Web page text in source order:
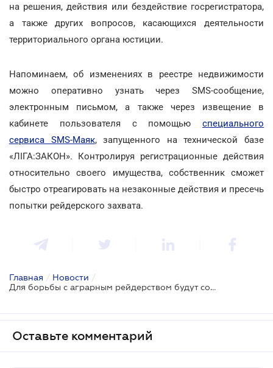
на решения, действия или бездействие госрегистратора,
а также других вопросов, касающихся деятельности
территориального органа юстиции.
Напоминаем, об изменениях в реестре недвижимости
можно оперативно узнать через SMS-сообщение,
электронным письмом, а также через извещение в
кабинете пользователя с помощью специального
сервиса SMS-Маяк, запущенного на технической базе
«ЛІГА:ЗАКОН». Контролируя регистрационные действия
относительно своего имущества, собственник сможет
быстро отреагировать на незаконные действия и пресечь
попытки рейдерского захвата.
Главная / Новости /
Для борьбы с аграрным рейдерством будут созданы региональные оперативные штабы
Оставьте комментарий